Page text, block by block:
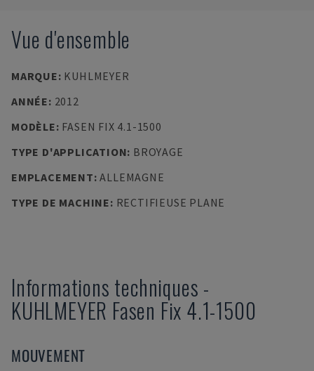
Vue d'ensemble
MARQUE: KUHLMEYER
ANNÉE: 2012
MODÈLE: FASEN FIX 4.1-1500
TYPE D'APPLICATION: BROYAGE
EMPLACEMENT:ALLEMAGNE
TYPE DE MACHINE: RECTIFIEUSE PLANE
Informations techniques -
KUHLMEYER Fasen Fix 4.1-1500
MOUVEMENT